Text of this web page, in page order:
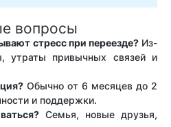
вопросы
стресс при переезде?Из-
утраты привычных связей и
Обычно от 6 месяцев до 2
и поддержки.
Семья, новые друзья,